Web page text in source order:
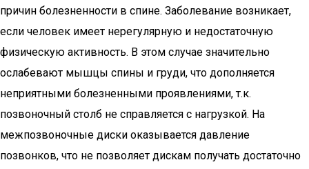
причин болезненности в спине. Заболевание возникает,
если человек имеет нерегулярную и недостаточную
физическую активность. В этом случае значительно
ослабевают мышцы спины и груди, что дополняется
неприятными болезненными проявлениями, т.к.
позвоночный столб не справляется с нагрузкой. На
межпозвоночные диски оказывается давление
позвонков, что не позволяет дискам получать достаточно